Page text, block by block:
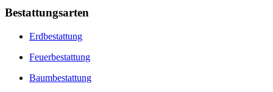
Bestattungsarten
Erdbestattung
Feuerbestattung
Baumbestattung